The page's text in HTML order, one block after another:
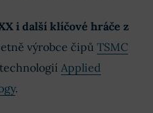
i další klíčové hráče z
výrobce čipů TSMC
Applied
.